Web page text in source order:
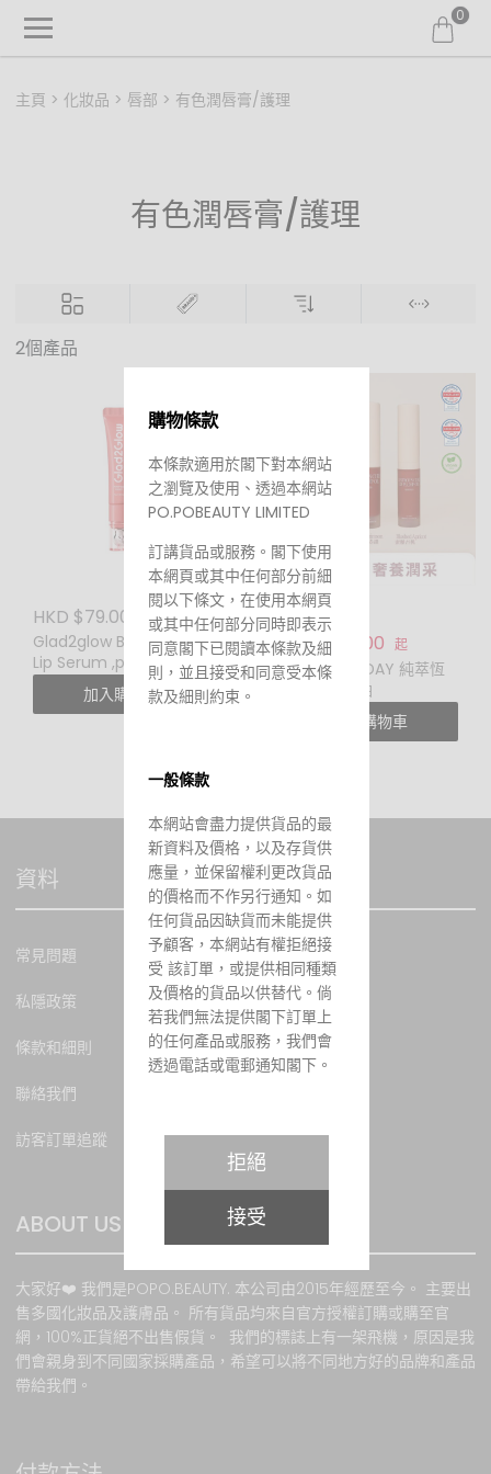
0
主頁 化妝品 唇部 有色潤唇膏/護理
有色潤唇膏/護理
2個產品
HKD $79.00
Glad2glow Brightening
Lip Serum ,pumpkin
frost 修護潤唇精華
加入購物車
HKD $199.00
HKD $188.00 起
ANNAEVERYDAY 純萃恆
潤綻采美唇油
加入購物車
資料
常見問題
私隱政策
條款和細則
聯絡我們
訪客訂單追蹤
ABOUT US
大家好❤️ 我們是POPO.BEAUTY. 本公司由2015年經歷至今。 主要出
售多國化妝品及護膚品。 所有貨品均來自官方授權訂購或購至官
網，100%正貨絕不出售假貨。 我們的標誌上有一架飛機，原因是我
們會親身到不同國家採購產品，希望可以將不同地方好的品牌和產品
帶給我們。
購物條款
本條款適用於閣下對本網站
之瀏覽及使用、透過本網站
PO.POBEAUTY LIMITED
訂講貨品或服務。閣下使用
本網頁或其中任何部分前細
閱以下條文，在使用本網頁
或其中任何部分同時即表示
同意閣下已閱讀本條款及細
則，並且接受和同意受本條
款及細則約束。
一般條款
本網站會盡力提供貨品的最
新資料及價格，以及存貨供
應量，並保留權利更改貨品
的價格而不作另行通知。如
任何貨品因缺貨而未能提供
予顧客，本網站有權拒絕接
受 該訂單，或提供相同種類
及價格的貨品以供替代。倘
若我們無法提供閣下訂單上
的任何產品或服務，我們會
透過電話或電郵通知閣下。
所有貨品之價值均以港幣計
算，價值並以訂購當時所示
為準。當客戶成功訂貨後，
行轉賬或PayPal、VISA卡或
萬事達卡支付有關 款項。有
關銀行或第三方貿易商用於
處理信用卡交易通道發生故
拒絕
接受